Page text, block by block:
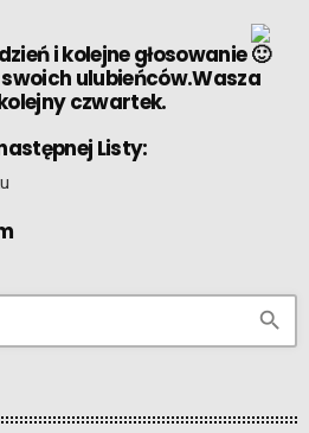
i kolejne głosowanie
ulubieńców.Wasza
czwartek.
Listy:
search